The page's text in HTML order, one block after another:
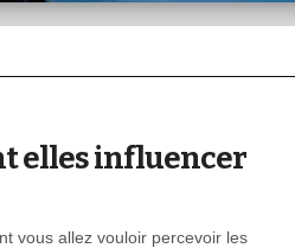
elles influencer
vous allez vouloir percevoir les